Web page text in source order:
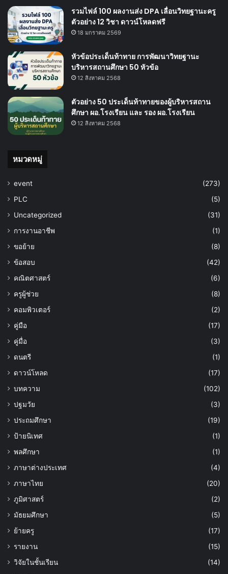
รวมไฟล์ 100 ผลงานส่ง DPA เลื่อนวิทยฐานะครู
ตัวอย่าง 12 วิชา ดาวน์โหลดฟรี
18 มกราคม 2569
หัวข้อประเด็นท้าทาย การพัฒนาวิทยฐานะ
บริหารสถานศึกษา 50 หัวข้อ
12 สิงหาคม 2568
ตัวอย่าง 50 ประเด็นท้าทายของผู้บริหารสถาน
ศึกษา ผอ.โรงเรียน และ รอง ผอ.โรงเรียน
12 สิงหาคม 2568
หมวดหมู่
event
(273)
PLC
(5)
Uncategorized
(31)
การงานอาชีพ
(1)
ขอย้าย
(8)
ข้อสอบ
(42)
คณิตศาสตร์
(6)
ครูผู้ช่วย
(8)
คอมพิวเตอร์
(2)
คู่มือ
(17)
คู่มื่อ
(3)
ดนตรี
(1)
ดาวน์โหลด
(17)
บทความ
(102)
ปฐมวัย
(3)
ประถมศึกษา
(19)
ป้ายนิเทศ
(1)
พลศึกษา
(1)
ภาษาต่างประเทศ
(4)
ภาษาไทย
(20)
ภูมิศาสตร์
(2)
มัธยมศึกษา
(5)
ย้ายครู
(17)
รายงาน
(15)
วิจัยในชั้นเรียน
(14)